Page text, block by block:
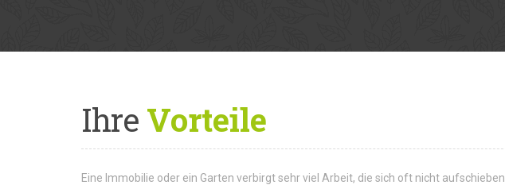
IhreVorteile
Eine Immobilie oder ein Garten verbirgt sehr viel Arbeit, die sich oft nicht aufschieben